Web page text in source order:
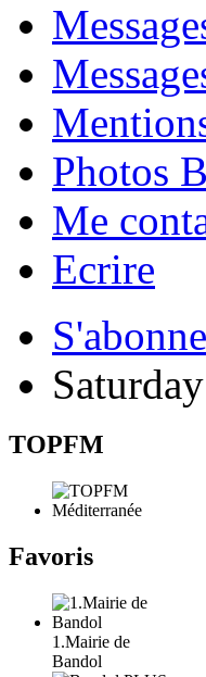
Photos
Me
Ecrire
TOPFM
Favoris
1.Mairie de
Bandol